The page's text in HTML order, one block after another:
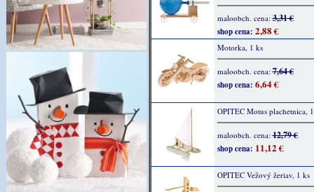
maloobch. cena:3,31 €
shop cena: 2,88 €
Motorka, 1 ks
maloobch. cena:7,64 €
shop cena: 6,64 €
OPITEC Motus plachetnica,
maloobch. cena:12,79 €
shop cena: 11,12 €
OPITEC Vežový žeriav, 1 ks